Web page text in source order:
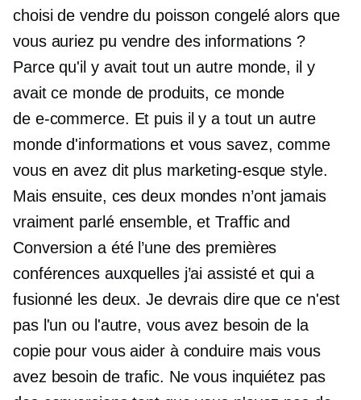
choisi de vendre du poisson congelé alors que
vous auriez pu vendre des informations ?
Parce qu'il y avait tout un autre monde, il y
avait ce monde de produits, ce monde
de e-commerce. Et puis il y a tout un autre
monde d'informations et vous savez, comme
vous en avez dit plus marketing-esque style.
Mais ensuite, ces deux mondes n’ont jamais
vraiment parlé ensemble, et Traffic and
Conversion a été l’une des premières
conférences auxquelles j’ai assisté et qui a
fusionné les deux. Je devrais dire que ce n'est
pas l'un ou l'autre, vous avez besoin de la
copie pour vous aider à conduire mais vous
avez besoin de trafic. Ne vous inquiétez pas